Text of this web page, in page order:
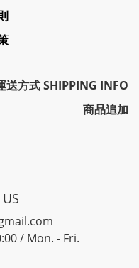
送方式 SHIPPING INFO
商品追加
/ Mon. - Fri.